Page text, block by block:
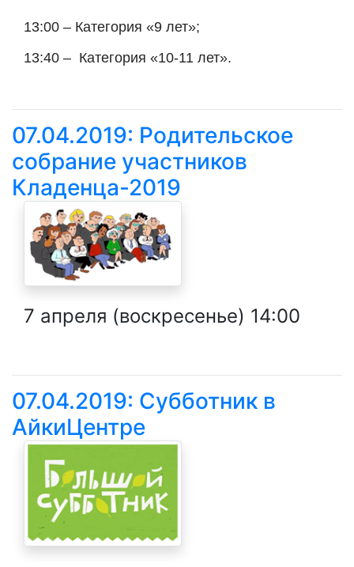
13:00 – Категория «9 лет»;
13:40 – Категория «10-11 лет».
07.04.2019: Родительское
собрание участников
Кладенца-2019
7 апреля (воскресенье) 14:00
07.04.2019: Субботник в
АйкиЦентре